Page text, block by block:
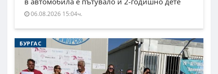
06.08.2026 15:04ч.
БУРГАС